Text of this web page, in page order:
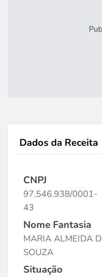
Dados da Receita
CNPJ
97.546.938/0001-
43
Nome Fantasia
MARIA ALMEIDA
SOUZA
Situação